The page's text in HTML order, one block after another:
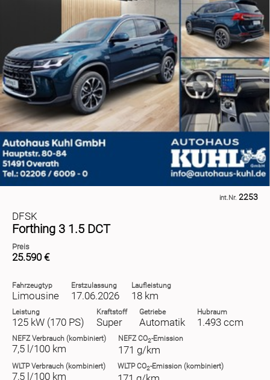
int.Nr. 2253
DFSK
Forthing 3 1.5 DCT
Preis
25.590 €
Fahrzeugtyp
Limousine
Erstzulassung
17.06.2026
Laufleistung
18 km
Leistung
125 kW (170 PS)
Kraftstoff
Super
Getriebe
Automatik
Hubraum
1.493 ccm
NEFZVerbrauch (kombiniert)
7,5 l/100 km
NEFZCO2-Emission
171 g/km
WLTPVerbrauch (kombiniert)
7,5 l/100 km
WLTPCO2-Emission (kombiniert)